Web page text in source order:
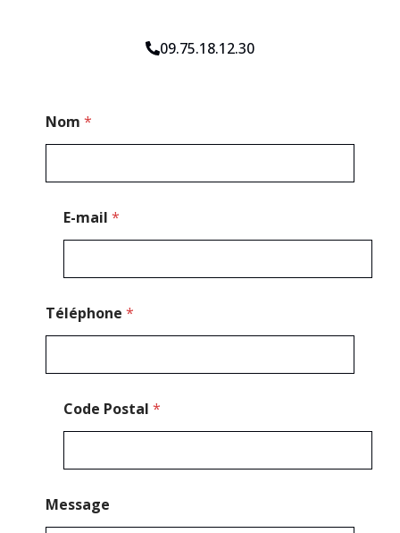
09.75.18.12.30
C
o
Nom *
E-mail *
Téléphone *
Code Postal *
Message